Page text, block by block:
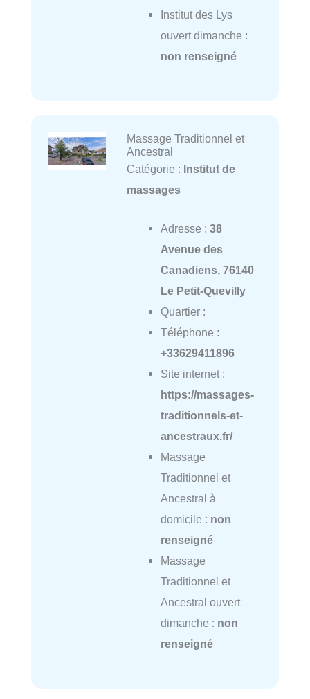
Institut des Lys
ouvert dimanche :
non renseigné
Massage Traditionnel et
Ancestral
Catégorie : Institut de
massages
Adresse : 38
Avenue des
Canadiens, 76140
Le Petit-Quevilly
Quartier :
Téléphone :
+33629411896
Site internet :
https://massages-
traditionnels-et-
ancestraux.fr/
Massage
Traditionnel et
Ancestral à
domicile : non
renseigné
Massage
Traditionnel et
Ancestral ouvert
dimanche : non
renseigné